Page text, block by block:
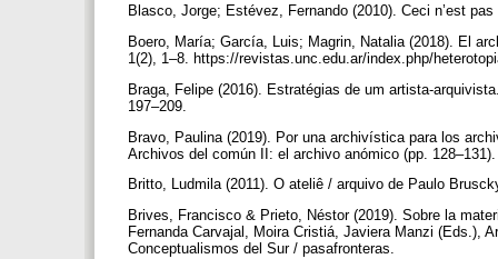
Blasco, Jorge; Estévez, Fernando (2010). Ceci n’est
Boero, María; García, Luis; Magrin, Natalia (2018). El
1(2), 1–8. https://revistas.unc.edu.ar/index.php/
Braga, Felipe (2016). Estratégias de um artista-
197–209.
Bravo, Paulina (2019). Por una archivística para los
Archivos del común II: el archivo anómico (pp.
Britto, Ludmila (2011). O ateliê / arquivo de Paulo
Brives, Francisco & Prieto, Néstor (2019). Sobre la
Fernanda Carvajal, Moira Cristiá, Javiera Manzi (Eds.),
Conceptualismos del Sur / pasafronteras.